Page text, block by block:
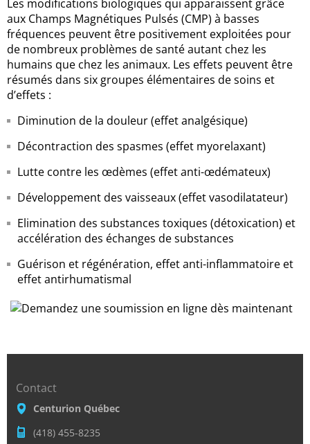
Les modifications biologiques qui apparaissent grâce
aux Champs Magnétiques Pulsés (CMP) à basses
fréquences peuvent être positivement exploitées pour
de nombreux problèmes de santé autant chez les
humains que chez les animaux. Les effets peuvent être
résumés dans six groupes élémentaires de soins et
d’effets :
Diminution de la douleur (effet analgésique)
Décontraction des spasmes (effet myorelaxant)
Lutte contre les œdèmes (effet anti-œdémateux)
Développement des vaisseaux (effet vasodilatateur)
Elimination des substances toxiques (détoxication) et
accélération des échanges de substances
Guérison et régénération, effet anti-inflammatoire et
effet antirhumatismal
Contact
Centurion Québec
(418) 455-8235